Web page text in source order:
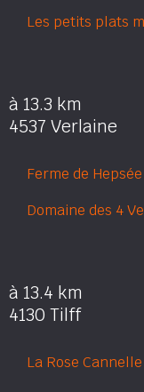
Les petits plats
à 13.3 km
4537 Verlaine
Ferme de Hepsée
Domaine des 4
à 13.4 km
4130 Tilff
La Rose Cannelle